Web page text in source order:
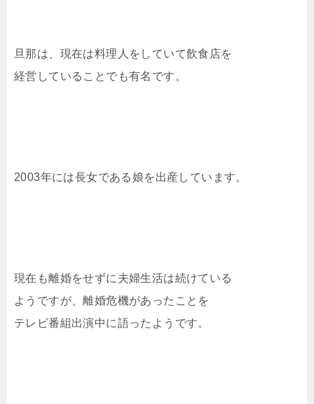
旦那は、現在は料理人をしていて飲食店を
経営していることでも有名です。
2003年には長女である娘を出産しています。
現在も離婚をせずに夫婦生活は続けている
ようですが、離婚危機があったことを
テレビ番組出演中に語ったようです。